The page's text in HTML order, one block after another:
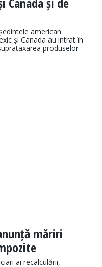
american
și Canada au intrat în
produselor
măriri
ai recalculării,